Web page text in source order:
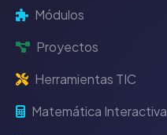
Módulos
Proyectos
Herramientas TIC
Matemática Interactiva